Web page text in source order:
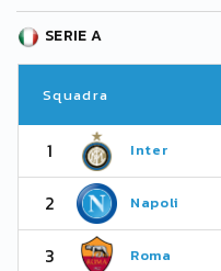
SERIE A
Squadra
1 Inter
2 Napoli
3 Roma